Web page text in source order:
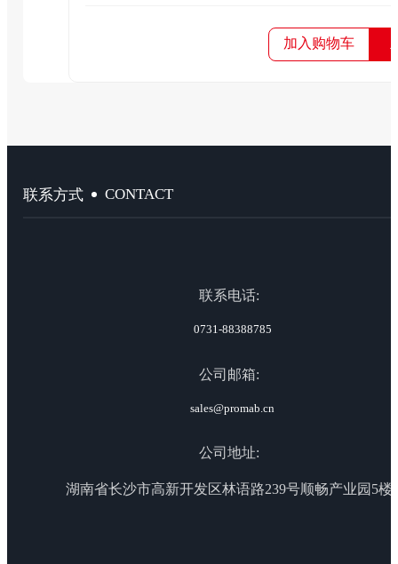
加入购物车
联系方式 CONTACT
联系电话:
0731-88388785
公司邮箱:
sales@promab.cn
公司地址:
湖南省长沙市高新开发区林语路239号顺畅产业园5楼